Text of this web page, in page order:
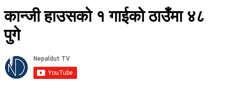
कान्जी हाउसको १ गाईको ठाउँमा ४८
पुगे